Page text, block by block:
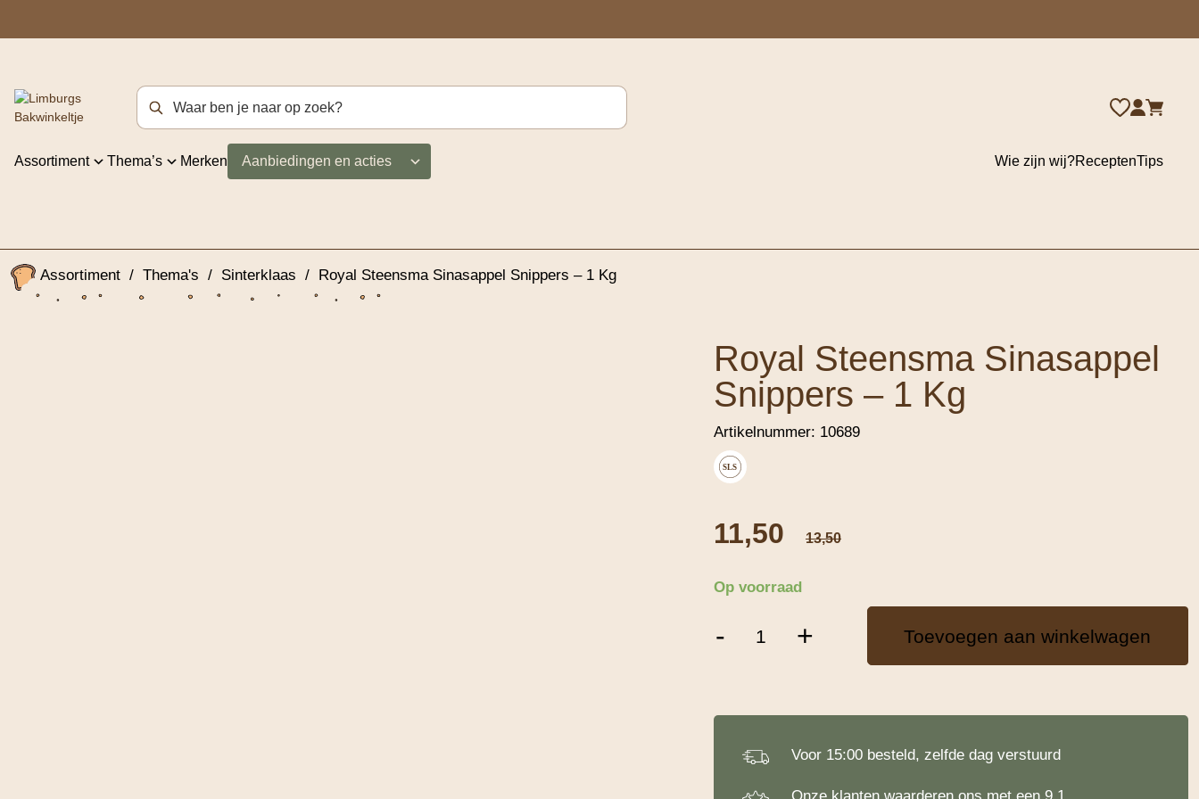
Zoekterm
Assortiment Thema’s Merken Aanbiedingen en acties Wie zijn wij?ReceptenTips
Assortiment / Thema's / Sinterklaas / Royal Steensma Sinasappel Snippers – 1 Kg
Royal Steensma Sinasappel
Snippers – 1 Kg
Artikelnummer: 10689
SLS
11,50 13,50
Op voorraad
-
Steensma
+ Toevoegen aan winkelwagen
Voor 15:00 besteld, zelfde dag verstuurd